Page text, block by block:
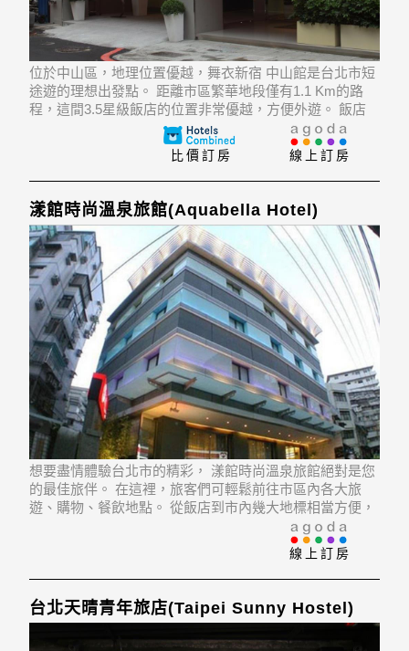
位於中山區，地理位置優越，舞衣新宿 中山館是台北市短
途遊的理想出發點。 距離市區繁華地段僅有1.1 Km的路
程，這間3.5星級飯店的位置非常優越，方便外遊。 飯店
的客人能在遊覽Wang De Chuan Tea House, Magic's, Li
zhi Bing Jia等經典景點中愉悅身
線上訂房
比價訂房
漾館時尚溫泉旅館(Aquabella Hotel)
想要盡情體驗台北市的精彩， 漾館時尚溫泉旅館絕對是您
的最佳旅伴。 在這裡，旅客們可輕鬆前往市區內各大旅
遊、購物、餐飲地點。 從飯店到市內幾大地標相當方便，
例如北投溫泉, 北投公園, 北投溫泉博物館。
線上訂房
台北天晴青年旅店(Taipei Sunny Hostel)